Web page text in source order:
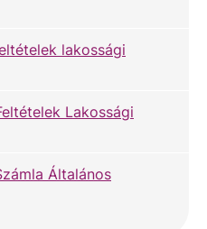
lakossági
Lakossági
Általános